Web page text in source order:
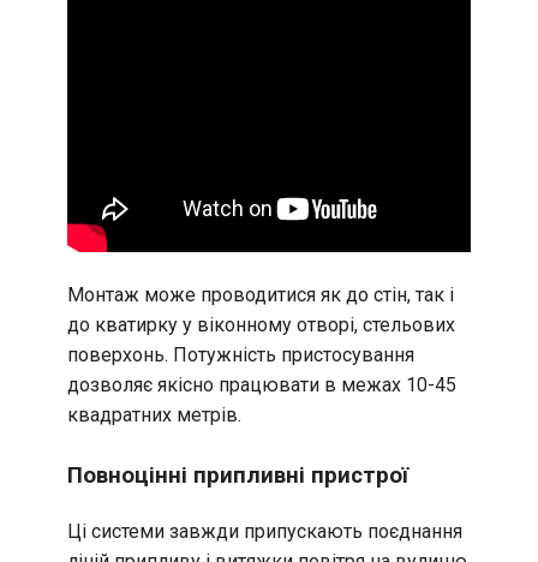
Монтаж може проводитися як до стін, так і
до кватирку у віконному отворі, стельових
поверхонь. Потужність пристосування
дозволяє якісно працювати в межах 10-45
квадратних метрів.
Повноцінні припливні пристрої
Ці системи завжди припускають поєднання